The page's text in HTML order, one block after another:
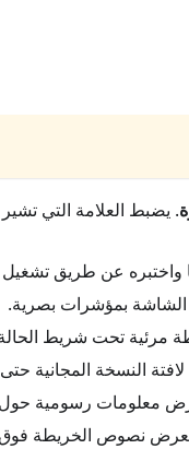
. يضبط العلامة التي
عن طريق تشغيل
بمؤشرات بصرية.
مرئية تحت شريط
النسخة المجانية
معلومات رسومية
نصوص الخريطة فوق